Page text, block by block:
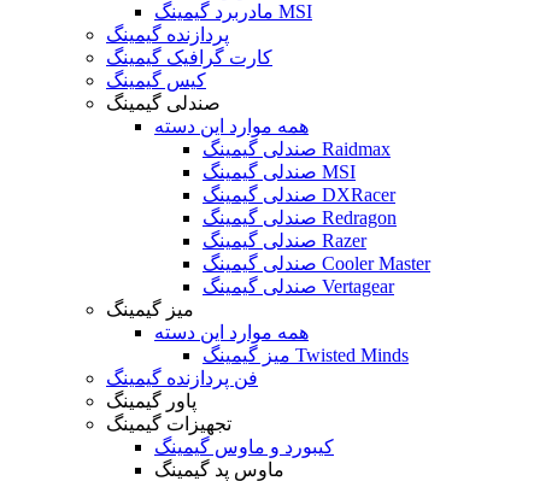
مادربرد گیمینگ MSI
پردازنده گیمینگ
کارت گرافیک گیمینگ
کیس گیمینگ
صندلی گیمینگ
همه موارد این دسته
صندلی گیمینگ Raidmax
صندلی گیمینگ MSI
صندلی گیمینگ DXRacer
صندلی گیمینگ Redragon
صندلی گیمینگ Razer
صندلی گیمینگ Cooler Master
صندلی گیمینگ Vertagear
میز گیمینگ
همه موارد این دسته
میز گیمینگ Twisted Minds
فن پردازنده گیمینگ
پاور گیمینگ
تجهیزات گیمینگ
کیبورد و ماوس گیمینگ
ماوس پد گیمینگ